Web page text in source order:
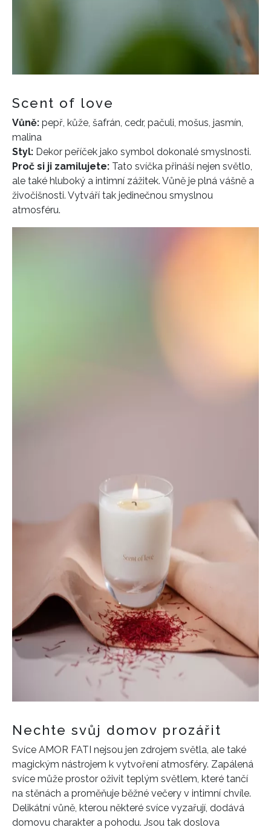
INFORMACE
REDAKCE
Scent of love
Vůně: pepř, kůže, šafrán, cedr, pačuli, mošus, jasmín,
malina
Styl: Dekor peříček jako symbol dokonalé smyslnosti.
Proč si ji zamilujete: Tato svíčka přináší nejen světlo,
ale také hluboký a intimní zážitek. Vůně je plná vášně a
živočišnosti. Vytváří tak jedinečnou smyslnou
atmosféru.
Nechte svůj domov prozářit
Svíce AMOR FATI nejsou jen zdrojem světla, ale také
magickým nástrojem k vytvoření atmosféry. Zapálená
svíce může prostor oživit teplým světlem, které tančí
na stěnách a proměňuje běžné večery v intimní chvíle.
Delikátní vůně, kterou některé svíce vyzařují, dodává
domovu charakter a pohodu. Jsou tak doslova